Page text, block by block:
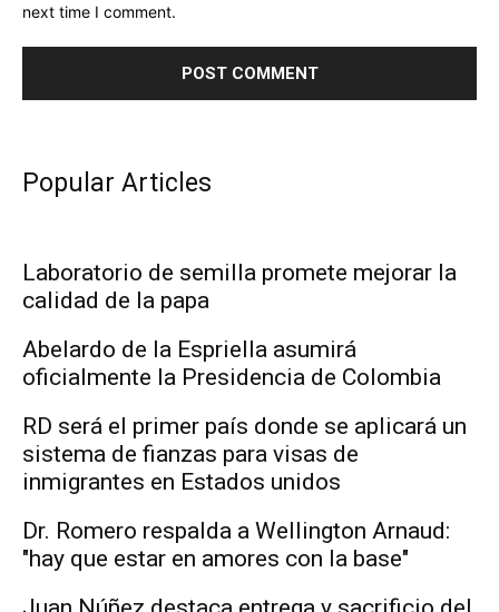
next time I comment.
Popular Articles
Laboratorio de semilla promete mejorar la
calidad de la papa
Abelardo de la Espriella asumirá
oficialmente la Presidencia de Colombia
RD será el primer país donde se aplicará un
sistema de fianzas para visas de
inmigrantes en Estados unidos
Dr. Romero respalda a Wellington Arnaud:
"hay que estar en amores con la base"